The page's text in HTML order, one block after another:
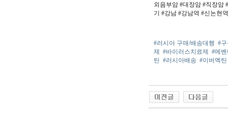
외음부암 #대장암 #직장암
기 #강남 #강남역 #신논현
#러시아 구매/배송대행 #
제 #바이러스치료제 #메
틴 #러시아배송 #이버멕